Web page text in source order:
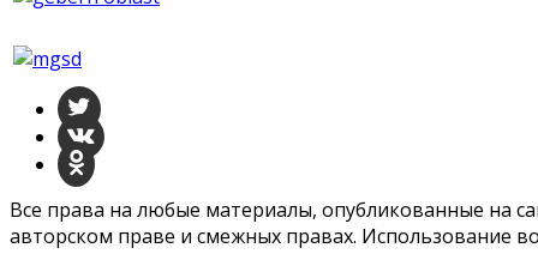
Все права на любые материалы, опубликованные на
авторском праве и смежных правах. Использование